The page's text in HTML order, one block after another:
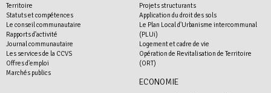
Territoire
Statuts et compétences
Le conseil communautaire
Rapports d'activité
Journal communautaire
Les services de la CCVS
Offres d'emploi
Marchés publics
Projets structurants
Application du droit des sols
Le Plan Local d'Urbanisme intercommunal
(PLUi)
Logement et cadre de vie
Opération de Revitalisation de Territoire
(ORT)
ECONOMIE